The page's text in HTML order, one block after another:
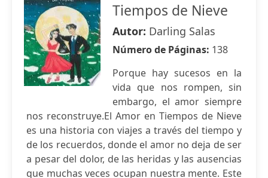
Tiempos de Nieve
Autor: Darling Salas
Número de Páginas: 138
Porque hay sucesos en la
vida que nos rompen, sin
embargo, el amor siempre
nos reconstruye.El Amor en Tiempos de Nieve
es una historia con viajes a través del tiempo y
de los recuerdos, donde el amor no deja de ser
a pesar del dolor, de las heridas y las ausencias
que muchas veces ocupan nuestra mente. Este